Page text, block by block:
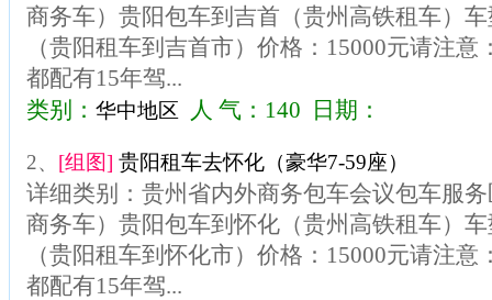
商务车）贵阳包车到吉首（贵州高铁租车）
（贵阳租车到吉首市）价格：15000元请注
都配有15年驾...
类别： 华中地区 人 气：140 日期：
2、 [组图] 贵阳租车去怀化（豪华7-59座）
详细类别：贵州省内外商务包车会议包车服
商务车）贵阳包车到怀化（贵州高铁租车）
（贵阳租车到怀化市）价格：15000元请注
都配有15年驾...